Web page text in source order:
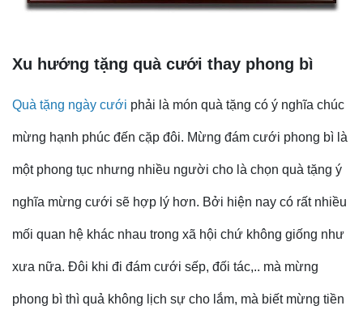
Xu hướng tặng quà cưới thay phong bì
Quà tặng ngày cưới phải là món quà tặng có ý nghĩa chúc
mừng hạnh phúc đến cặp đôi. Mừng đám cưới phong bì là
một phong tục nhưng nhiều người cho là chọn quà tặng ý
nghĩa mừng cưới sẽ hợp lý hơn. Bởi hiện nay có rất nhiều
mối quan hệ khác nhau trong xã hội chứ không giống như
xưa nữa. Đôi khi đi đám cưới sếp, đối tác,.. mà mừng
phong bì thì quả không lịch sự cho lắm, mà biết mừng tiền